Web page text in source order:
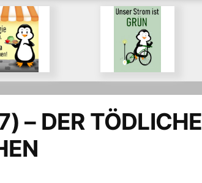
Für die
Förderung der
Energiewende
durch Ökostrom
– DER TÖDLICHE